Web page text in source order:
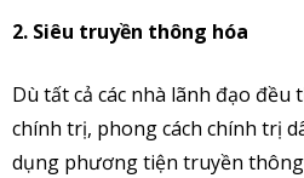
2. Siêu truyền thông hóa
Dù tất cả các nhà lãnh đạo đều
chính trị, phong cách chính trị
dụng phương tiện truyền